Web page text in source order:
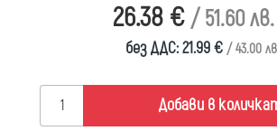
26.38 € / 51.60 лв.
без ДДС: 21.99 € / 43.00
Добави в